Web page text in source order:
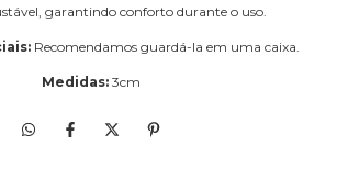
garantindo conforto durante o uso.
Recomendamos guardá-la em uma caixa.
Medidas: 3cm